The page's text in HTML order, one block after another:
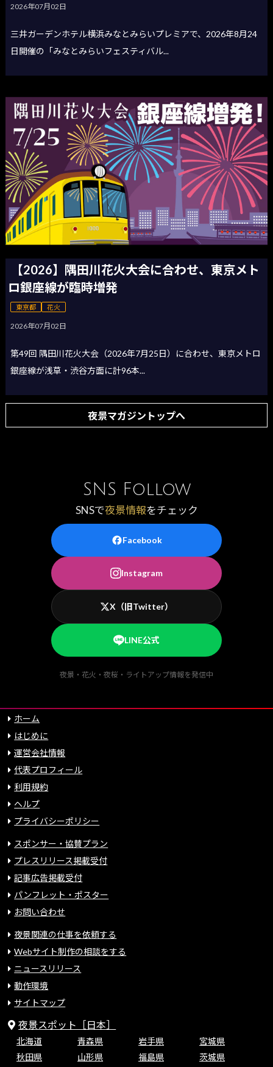
2026年07月02日
三井ガーデンホテル横浜みなとみらいプレミアで、2026年8月24
日開催の「みなとみらいフェスティバル...
【2026】隅田川花火大会に合わせ、東京メト
ロ銀座線が臨時増発
東京都 花火
2026年07月02日
第49回 隅田川花火大会（2026年7月25日）に合わせ、東京メトロ
銀座線が浅草・渋谷方面に計96本...
夜景マガジントップへ
SNS Follow
SNSで夜景情報をチェック
Facebook
Instagram
X（旧Twitter）
LINE公式
夜景・花火・夜桜・ライトアップ情報を発信中
ホーム
はじめに
運営会社情報
代表プロフィール
利用規約
ヘルプ
プライバシーポリシー
スポンサー・協賛プラン
プレスリリース掲載受付
記事広告掲載受付
パンフレット・ポスター
お問い合わせ
夜景関連の仕事を依頼する
Webサイト制作の相談をする
ニュースリリース
動作環境
サイトマップ
夜景スポット［日本］
北海道 青森県 岩手県
宮城県
秋田県
山形県 福島県
茨城県